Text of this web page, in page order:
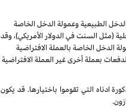
الطبيعية وعمولة الدخل الخاصة
(مثل السنت في الدولار الأمريكي)، وقد
الخاصة بالعملة الافتراضية
الدفعات بعملة أخرى غير العملة الافتراضية
كسب العمولة فيه بالطريقة المذكورة ادناه التي تقوموا باختيارها. قد يكون